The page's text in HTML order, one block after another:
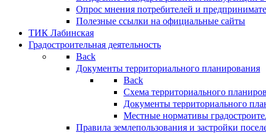
Опрос мнения потребителей и
Полезные ссылки на официальные сайты
ТИК Лабинская
Градостроительная деятельность
Back
Документы территориального планирования
Back
Схема территориального
Документы территориального
Местные нормативы
Правила землепользования и застройки